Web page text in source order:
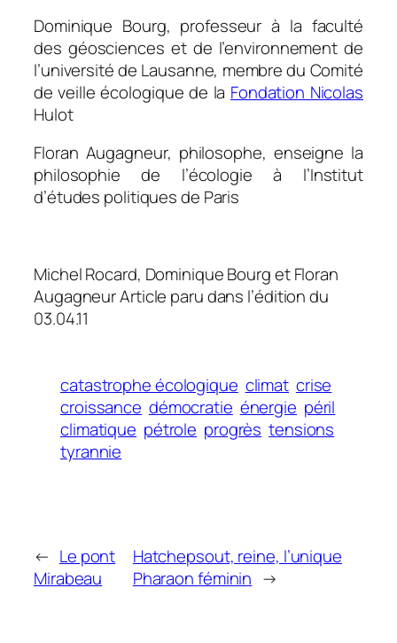
Dominique Bourg, professeur à la faculté
des géosciences et de l’environnement de
l’université de Lausanne, membre du Comité
de veille écologique de la Fondation Nicolas
Hulot
Floran Augagneur, philosophe, enseigne la
philosophie de l’écologie à l’Institut
d’études politiques de Paris
Michel Rocard, Dominique Bourg et Floran
Augagneur Article paru dans l’édition du
03.04.11
catastrophe écologique climat crise
croissance démocratie énergie péril
climatique pétrole progrès tensions
tyrannie
← Le pont
Mirabeau
Hatchepsout, reine, l’unique
Pharaon féminin →